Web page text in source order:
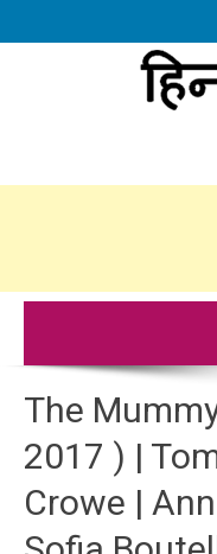
The
2017 ) |
Crowe |